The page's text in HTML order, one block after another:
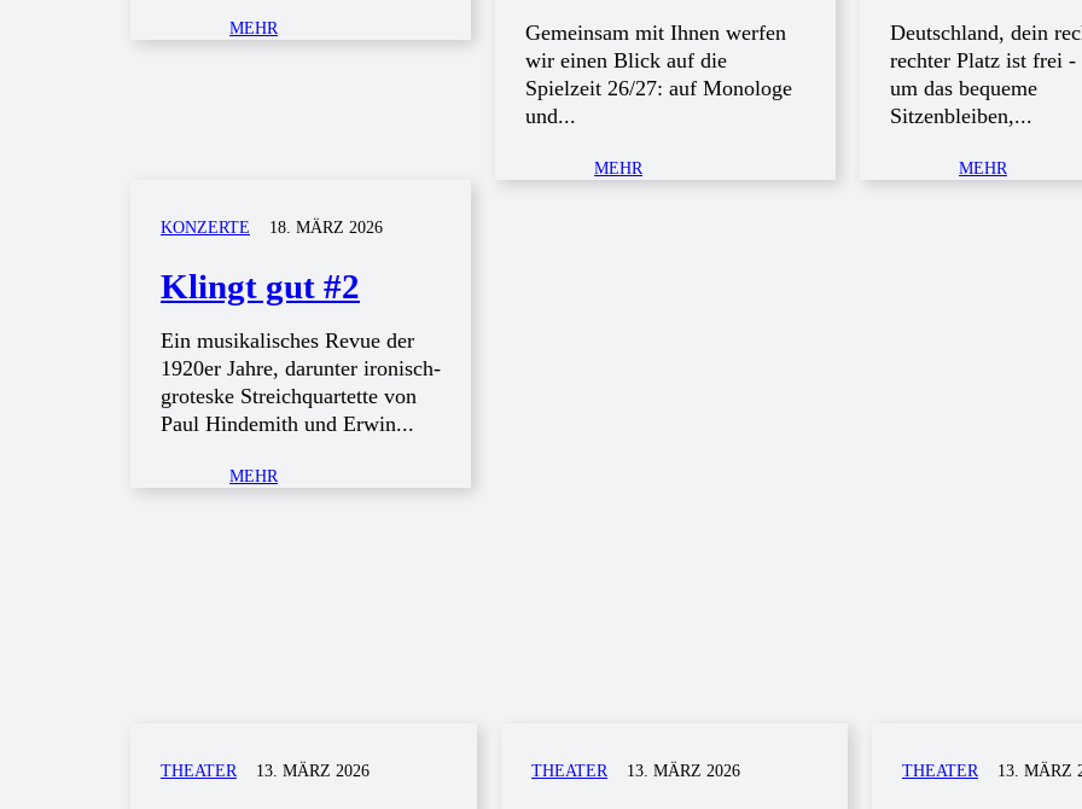
MEHR
Gemeinsam mit Ihnen werfen
wir einen Blick auf die
Spielzeit 26/27: auf Monologe
und...
MEHR
Deutschland, dein
rechter Platz ist frei -
um das bequeme
Sitzenbleiben,...
MEHR
KONZERTE 18. MÄRZ 2026
Klingt gut #2
Ein musikalisches Revue der
1920er Jahre, darunter ironisch-
groteske Streichquartette von
Paul Hindemith und Erwin...
MEHR
THEATER 13. MÄRZ 2026 THEATER 13. MÄRZ 2026 THEATER 13. MÄRZ